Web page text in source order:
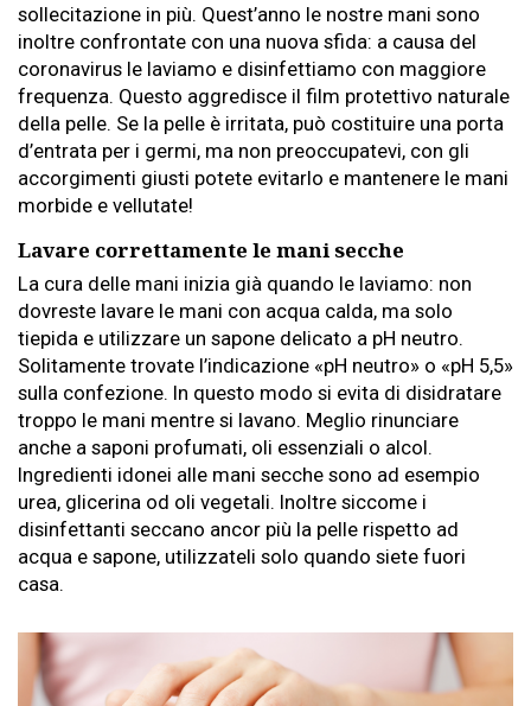
sollecitazione in più. Quest’anno le nostre mani sono
inoltre confrontate con una nuova sfida: a causa del
coronavirus le laviamo e disinfettiamo con maggiore
frequenza. Questo aggredisce il film protettivo naturale
della pelle. Se la pelle è irritata, può costituire una porta
d’entrata per i germi, ma non preoccupatevi, con gli
accorgimenti giusti potete evitarlo e mantenere le mani
morbide e vellutate!
Lavare correttamente le mani secche
La cura delle mani inizia già quando le laviamo: non
dovreste lavare le mani con acqua calda, ma solo
tiepida e utilizzare un sapone delicato a pH neutro.
Solitamente trovate l’indicazione «pH neutro» o «pH 5,5»
sulla confezione. In questo modo si evita di disidratare
troppo le mani mentre si lavano. Meglio rinunciare
anche a saponi profumati, oli essenziali o alcol.
Ingredienti idonei alle mani secche sono ad esempio
urea, glicerina od oli vegetali. Inoltre siccome i
disinfettanti seccano ancor più la pelle rispetto ad
acqua e sapone, utilizzateli solo quando siete fuori
casa.